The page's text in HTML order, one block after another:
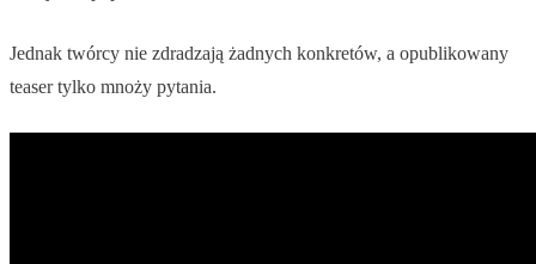
Jednak twórcy nie zdradzają żadnych konkretów, a opublikowany
teaser tylko mnoży pytania.